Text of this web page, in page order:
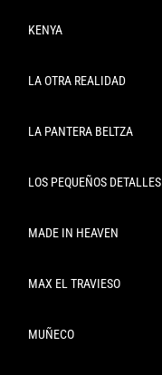
KENYA
LA OTRA REALIDAD
LA PANTERA BELTZA
LOS PEQUEÑOS DETALLES
MADE IN HEAVEN
MAX EL TRAVIESO
MUÑECO